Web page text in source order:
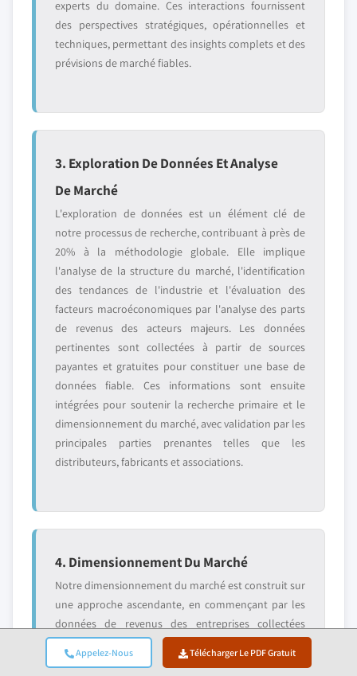
Appelez-Nous Télécharger Le PDF Gratuit
experts du domaine. Ces interactions fournissent
des perspectives stratégiques, opérationnelles et
techniques, permettant des insights complets et des
prévisions de marché fiables.
3. Exploration De Données Et Analyse
De Marché
L'exploration de données est un élément clé de
notre processus de recherche, contribuant à près de
20% à la méthodologie globale. Elle implique
l'analyse de la structure du marché, l'identification
des tendances de l'industrie et l'évaluation des
facteurs macroéconomiques par l'analyse des parts
de revenus des acteurs majeurs. Les données
pertinentes sont collectées à partir de sources
payantes et gratuites pour constituer une base de
données fiable. Ces informations sont ensuite
intégrées pour soutenir la recherche primaire et le
dimensionnement du marché, avec validation par les
principales parties prenantes telles que les
distributeurs, fabricants et associations.
4. Dimensionnement Du Marché
Notre dimensionnement du marché est construit sur
une approche ascendante, en commençant par les
données de revenus des entreprises collectées
directement lors des entretiens primaires,
accompagnées des chiffres de volume de production